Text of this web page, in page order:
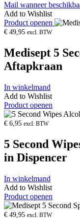
Mail wanneer
Add to Wishlist
Product openen
€ 49,95 excl. BTW
Medisept 5
Aftapkraan
In winkelmand
Add to Wishlist
Product openen
€ 6,95 excl. BTW
5 Second
in Dispencer
In winkelmand
Add to Wishlist
Product openen
€ 49,95 excl. BTW